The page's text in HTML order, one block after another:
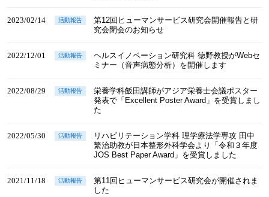
2023/02/14 活動報告
第12回ヒューマンサービス研究会開催報告と研
究会閉会のお知らせ
2022/12/01 活動報告
ヘルスイノベーション研究科 徳野教授がWebセ
ミナー（音声病態分析）を開催します
2022/08/29 活動報告
栄養学科飯田講師がアジア栄養士会議ポスター
発表で「Excellent Poster Award」を受賞しまし
た
2022/05/30 活動報告
リハビリテーション学科 理学療法学専攻 田中
繁治助教が日本整形外科学会より「令和３年度
JOS Best Paper Award」を受賞しました
2021/11/18 活動報告
第11回ヒューマンサービス研究会が開催されま
した